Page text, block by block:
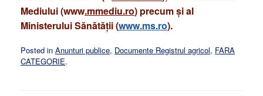
Mediului(www.mmediu.ro) precumșial
MinisteruluiSănătății(www.ms.ro).
Posted in Anunturi publice, Documente Registrul agricol, FARA
CATEGORIE.